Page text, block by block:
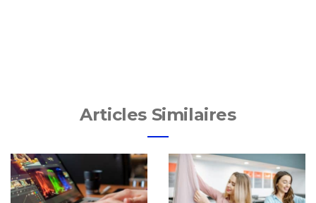
Articles Similaires